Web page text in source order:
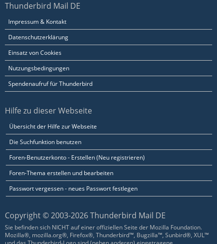
Thunderbird Mail DE
Impressum & Kontakt
Datenschutzerklärung
Einsatz von Cookies
Nutzungsbedingungen
Spendenaufruf für Thunderbird
Hilfe zu dieser Webseite
Übersicht der Hilfe zur Webseite
Die Suchfunktion benutzen
Foren-Benutzerkonto - Erstellen (Neu registrieren)
Foren-Thema erstellen und bearbeiten
Passwort vergessen - neues Passwort festlegen
Copyright © 2003-2026 Thunderbird Mail DE
Sie befinden sich NICHT auf einer offiziellen Seite der Mozilla Foundation.
Mozilla®, mozilla.org®, Firefox®, Thunderbird™, Bugzilla™, Sunbird®, XUL™